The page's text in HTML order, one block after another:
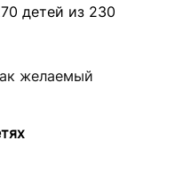
детей из 230
желаемый